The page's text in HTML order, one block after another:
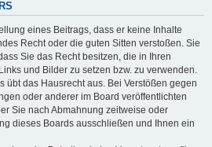
eines Beitrags, dass er keine Inhalte
Recht oder die guten Sitten verstoßen. Sie
Sie das Recht besitzen, die in Ihren
und Bilder zu setzen bzw. zu verwenden.
übt das Hausrecht aus. Bei Verstößen gegen
oder anderer im Board veröffentlichten
Sie nach Abmahnung zeitweise oder
dieses Boards ausschließen und Ihnen ein